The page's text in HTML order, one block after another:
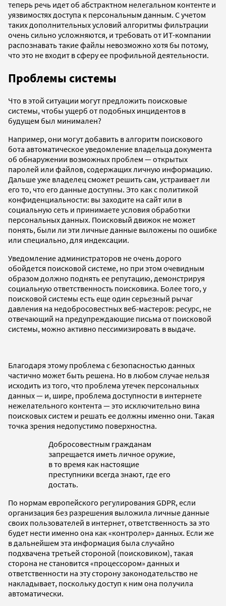
теперь речь идет об абстрактном нелегальном контенте и
уязвимостях доступа к персональным данным. С учетом
таких дополнительных условий алгоритмы фильтрации
очень сильно усложняются, и требовать от ИТ-компании
распознавать такие файлы невозможно хотя бы потому,
что это не входит в сферу ее профильной деятельности.
Проблемы системы
Что в этой ситуации могут предложить поисковые
системы, чтобы ущерб от подобных инцидентов в
будущем был минимален?
Например, они могут добавить в алгоритм поискового
бота автоматическое уведомление владельца документа
об обнаружении возможных проблем — открытых
паролей или файлов, содержащих личную информацию.
Дальше уже владелец сможет решить сам, устраивает ли
его то, что его данные доступны. Это как с политикой
конфиденциальности: вы заходите на сайт или в
социальную сеть и принимаете условия обработки
персональных данных. Поисковый движок не может
понять, были ли эти личные данные выложены по ошибке
или специально, для индексации.
Уведомление администраторов не очень дорого
обойдется поисковой системе, но при этом очевидным
образом должно поднять ее репутацию, демонстрируя
социальную ответственность поисковика. Более того, у
поисковой системы есть еще один серьезный рычаг
давления на недобросовестных веб-мастеров: ресурс, не
отвечающий на предупреждающие письма от поисковой
системы, можно активно пессимизировать в выдаче.
Благодаря этому проблема с безопасностью данных
частично может быть решена. Но в любом случае нельзя
исходить из того, что проблема утечек персональных
данных — и, шире, проблема доступности в интернете
нежелательного контента — это исключительно вина
поисковых систем и решать ее должны именно они. Такая
точка зрения недопустимо поверхностна.
Добросовестным гражданам
запрещается иметь личное оружие,
в то время как настоящие
преступники всегда знают, где его
достать.
По нормам европейского регулирования GDPR, если
организация без разрешения выложила личные данные
своих пользователей в интернет, ответственность за это
будет нести именно она как «контролер» данных. Если же
в дальнейшем эта информация была случайно
подхвачена третьей стороной (поисковиком), такая
сторона не становится «процессором» данных и
ответственности на эту сторону законодательство не
накладывает, поскольку доступ к ним она получила
автоматически.